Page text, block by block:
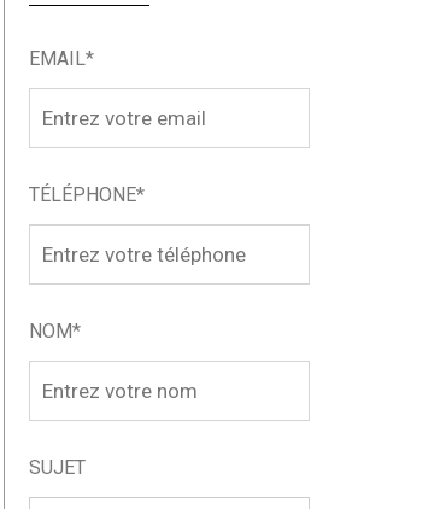
EMAIL*
TÉLÉPHONE*
NOM*
SUJET